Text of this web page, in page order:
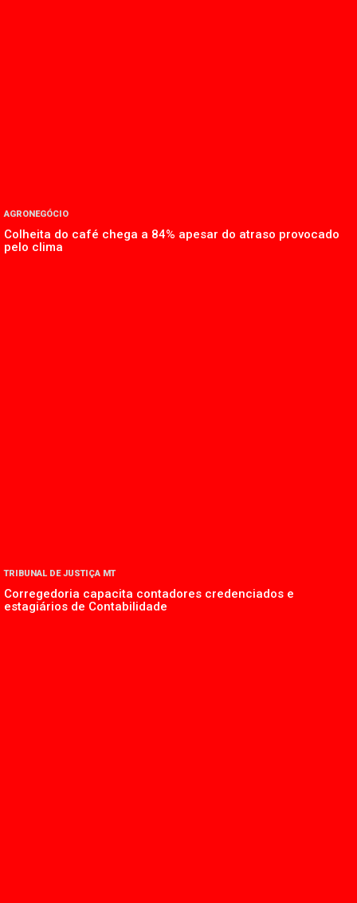
AGRONEGÓCIO
Colheita do café chega a 84% apesar do atraso provocado
pelo clima
TRIBUNAL DE JUSTIÇA MT
Corregedoria capacita contadores credenciados e
estagiários de Contabilidade